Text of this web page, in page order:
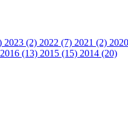
2023 (2) 2022 (7) 2021 (2) 2020
2016 (13) 2015 (15) 2014 (20)